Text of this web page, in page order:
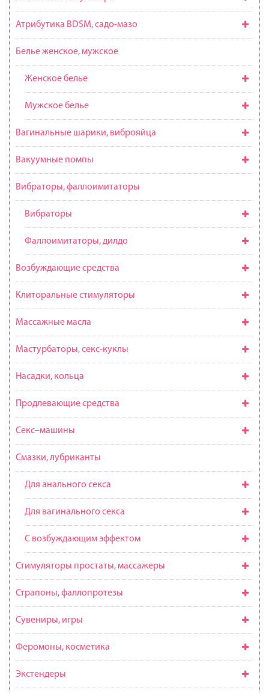
Атрибутика BDSM, садо-мазо
Белье женское, мужское
Женское белье
Мужское белье
Вагинальные шарики, виброяйца
Вакуумные помпы
Вибраторы, фаллоимитаторы
Вибраторы
Фаллоимитаторы, дилдо
Возбуждающие средства
Клиторальные стимуляторы
Массажные масла
Мастурбаторы, секс-куклы
Насадки, кольца
Продлевающие средства
Секс–машины
Смазки, лубриканты
Для анального секса
Для вагинального секса
С возбуждающим эффектом
Стимуляторы простаты, массажеры
Страпоны, фаллопротезы
Сувениры, игры
Феромоны, косметика
Экстендеры